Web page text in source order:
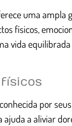
uma ampla
físicos,
vida equilibrada
por
ajuda a aliviar